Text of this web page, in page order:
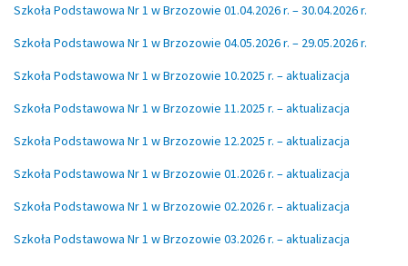
Szkoła Podstawowa Nr 1 w Brzozowie 01.04.2026 r. – 30.04.2026 r.
Szkoła Podstawowa Nr 1 w Brzozowie 04.05.2026 r. – 29.05.2026 r.
Szkoła Podstawowa Nr 1 w Brzozowie 10.2025 r. – aktualizacja
Szkoła Podstawowa Nr 1 w Brzozowie 11.2025 r. – aktualizacja
Szkoła Podstawowa Nr 1 w Brzozowie 12.2025 r. – aktualizacja
Szkoła Podstawowa Nr 1 w Brzozowie 01.2026 r. – aktualizacja
Szkoła Podstawowa Nr 1 w Brzozowie 02.2026 r. – aktualizacja
Szkoła Podstawowa Nr 1 w Brzozowie 03.2026 r. – aktualizacja